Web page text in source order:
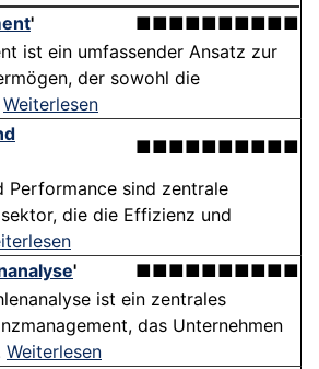
'
■■■■■■■■■■
ist ein umfassender Ansatz zur
der sowohl die
Weiterlesen
■■■■■■■■■■
Performance sind zentrale
die die Effizienz und
'
■■■■■■■■■■
ist ein zentrales
das Unternehmen
Weiterlesen